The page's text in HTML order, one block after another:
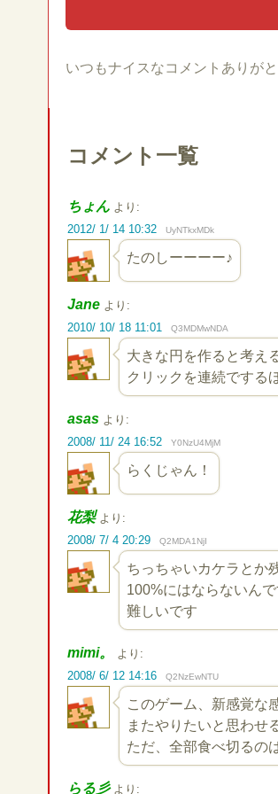
いつもナイスなコメントありが
コメント一覧
ちょん より:
2012/ 1/ 14 10:32
UyNTkxMDk
たのしーーーー♪
Jane より:
2010/ 10/ 18 11:01
Q3MDMwNDA
大きな円を作ると考え
クリックを連続でする
asas より:
2008/ 11/ 24 16:52
Y0NzU4MjM
らくじゃん！
花梨 より:
2008/ 7/ 4 20:29
Q2MDA1NjI
ちっちゃいカケラとか
100%にはならないんで
難しいです
mimi。
より:
2008/ 6/ 12 14:16
Q2NzEwNTU
このゲーム、新感覚な
またやりたいと思わせ
ただ、全部食べ切るの
らる彡 より: